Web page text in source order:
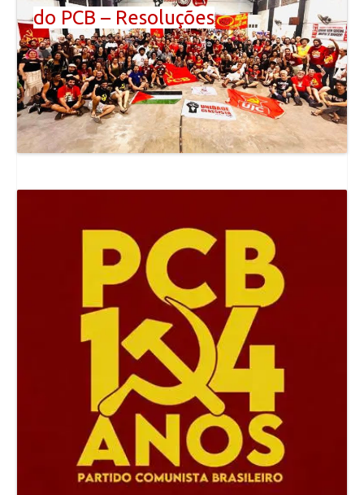
do PCB – Resoluções